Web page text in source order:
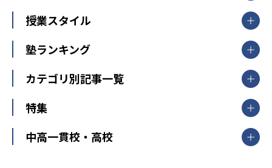
山形県
福島県
関東
東京都
神奈川県
茨城県
栃木県
群馬県
新潟県
中部
愛知県
静岡県
長野県
【掲載塾一覧を見る】
東京個別指導学院
明光義塾
個別教室のトライ
武田塾
授業スタイル
個別指導
オンライン指導
塾ランキング
中学受験ランキング
カテゴリ別記事一覧
中学受験
大学受験
特集
開成番長直伝！子どもの受験を成功させる方法
中高一貫校・高校